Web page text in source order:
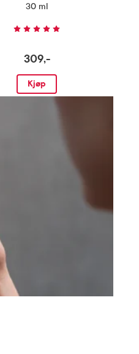
Serum,
30 ml
309,-
Kjøp